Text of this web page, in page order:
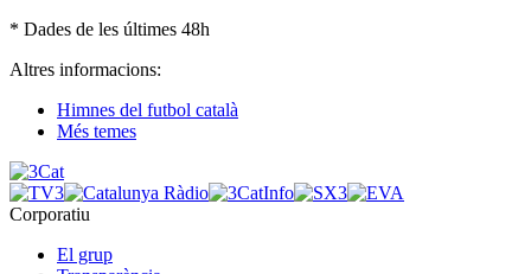
* Dades de les últimes 48h
Altres informacions:
Himnes del futbol català
Més temes
Corporatiu
El grup